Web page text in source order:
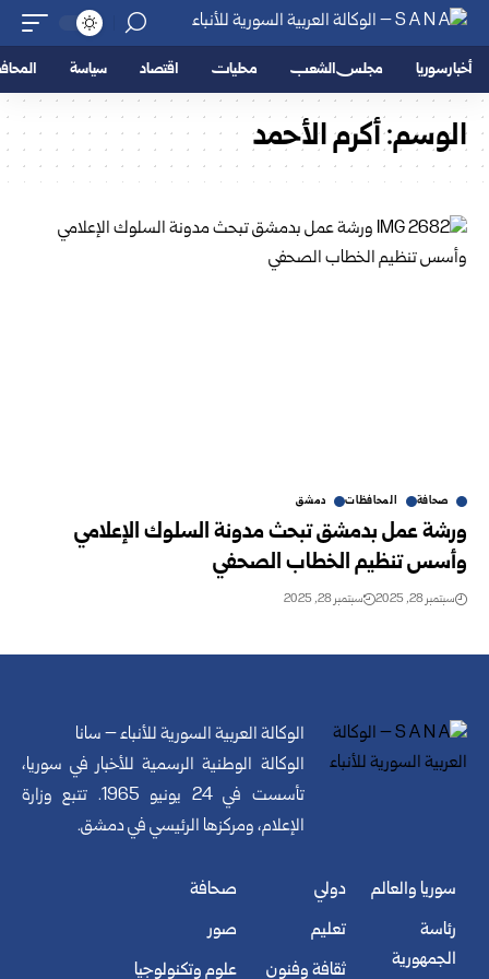
أخبار سوريا مجلس الشعب محليات اقتصاد سياسة
الوسم:أكرم الأحمد
صحافة المحافظات دمشق
ورشة عمل بدمشق تبحث مدونة السلوك الإعلامي
وأسس تنظيم الخطاب الصحفي
سبتمبر 28, 2025 سبتمبر 28, 2025
الوكالة العربية السورية للأنباء – سانا
الوكالة الوطنية الرسمية للأخبار في سوريا،
تأسست في 24 يونيو 1965. تتبع وزارة
الإعلام، ومركزها الرئيسي في دمشق.
سوريا والعالم
رئاسة
الجمهورية
دولي
تعليم
ثقافة وفنون
صحافة
صور
علوم وتكنولوجيا